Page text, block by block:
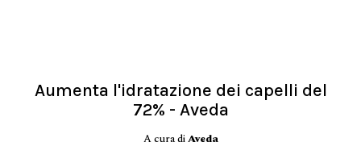
Aumenta l'idratazione dei capelli del
72% - Aveda
A cura diAveda